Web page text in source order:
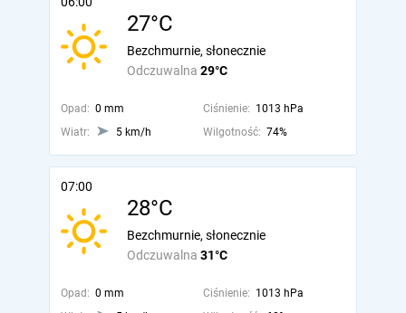
27°C
Odczuwalna 29°C
Bezchmurnie, słonecznie
Opad: 0 mm Ciśnienie: 1013 hPa
Wiatr:
5 km/h Wilgotność: 74%
07:00
28°C
Odczuwalna 31°C
Bezchmurnie, słonecznie
Opad: 0 mm Ciśnienie: 1013 hPa